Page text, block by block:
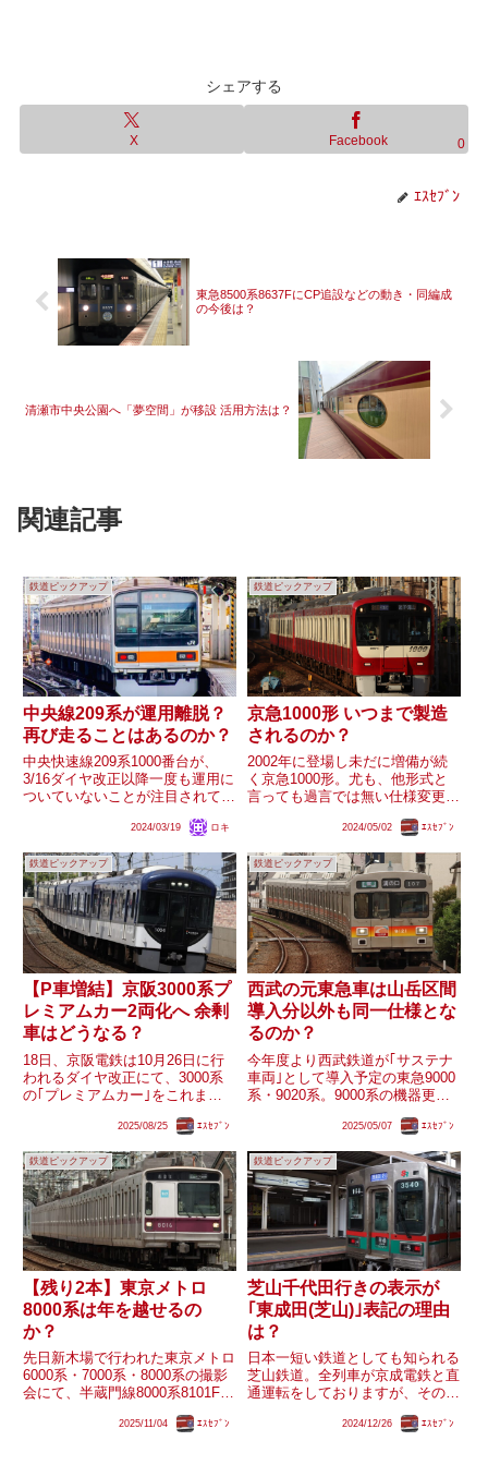
シェアする
X Facebook 0
ｴｽｾﾌﾞﾝ
東急8500系8637FにCP追設などの動き・同編成
の今後は？
清瀬市中央公園へ「夢空間」が移設 活用方法は？
関連記事
鉄道ピックアップ
中央線209系が運用離脱？
再び走ることはあるのか？
中央快速線209系1000番台が、
3/16ダイヤ改正以降一度も運用に
ついていないことが注目されてい
者から「2024年秋の引退」との
情報が発信されており、事実なら
引退まで既に1年を切っている状
況です。一応今年も...
2024/03/19 ロキ
鉄道ピックアップ
京急1000形 いつまで製造
されるのか？
2002年に登場し未だに増備が続
く京急1000形。尤も、他形式と
言っても過言では無い仕様変更が
て1000形としての増備はいつま
で続くのでしょうか？
2024/05/02 ｴｽｾﾌﾞﾝ
鉄道ピックアップ
【P車増結】京阪3000系プ
レミアムカー2両化へ 余剰
車はどうなる？
18日、京阪電鉄は10月26日に行
われるダイヤ改正にて、3000系
の｢プレミアムカー｣をこれまで
しました。3000系は既に現在の
余剰車が13000系へ転用される動
きがありましたが、...
2025/08/25 ｴｽｾﾌﾞﾝ
鉄道ピックアップ
西武の元東急車は山岳区間
導入分以外も同一仕様とな
るのか？
今年度より西武鉄道が｢サステナ
車両｣として導入予定の東急9000
系・9020系。9000系の機器更新
区間がある池袋線飯能以西・西武
えやすい素材を交換する予定で、
現在譲渡改造が行われ...
2025/05/07 ｴｽｾﾌﾞﾝ
鉄道ピックアップ
【残り2本】東京メトロ
8000系は年を越せるの
か？
先日新木場で行われた東京メトロ
6000系・7000系・8000系の撮影
会にて、半蔵門線8000系8101Fに
1981→202X おつかれさま｣と
2025/11/04 ｴｽｾﾌﾞﾝ
鉄道ピックアップ
芝山千代田行きの表示が
｢東成田(芝山)｣表記の理由
は？
日本一短い鉄道としても知られる
芝山鉄道。全列車が京成電鉄と直
通運転をしておりますが、その終
行先表示器には｢東成田(芝山)｣の
2024/12/26 ｴｽｾﾌﾞﾝ